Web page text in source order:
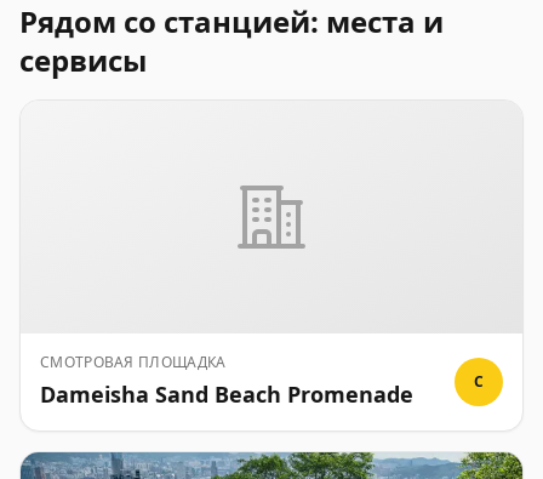
Рядом со станцией: места и
сервисы
СМОТРОВАЯ ПЛОЩАДКА
Dameisha Sand Beach Promenade C